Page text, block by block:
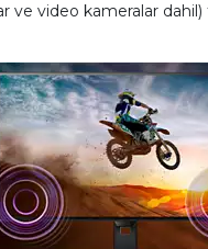
ve video kameralar